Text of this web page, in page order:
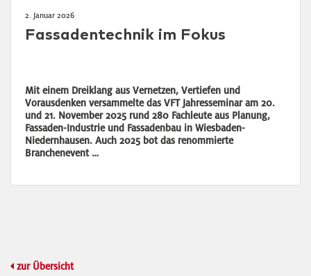
2. Januar 2026
Fassadentechnik im Fokus
Mit einem Dreiklang aus Vernetzen, Vertiefen und
Vorausdenken versammelte das VFT Jahresseminar am 20.
und 21. November 2025 rund 280 Fachleute aus Planung,
Fassaden-Industrie und Fassadenbau in Wiesbaden-
Niedernhausen. Auch 2025 bot das renommierte
Branchenevent …
zur Übersicht